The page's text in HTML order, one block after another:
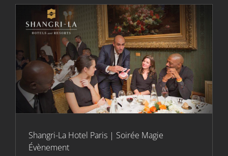
Shangri-La Hotel Paris | Soirée Magie
Évènement